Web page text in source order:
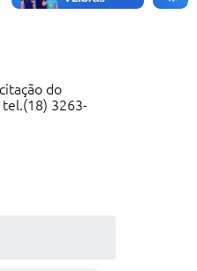
do
3263-